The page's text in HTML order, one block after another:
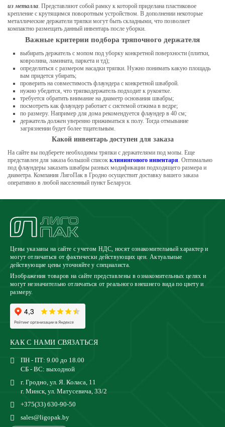
из металла. Представляют собой рамку к которой приделана пластиковое
крепление с крутящимся поворотным устройством. В дополнении некоторые
металлические держатели тряпки могут быть складными, что позволяет
компактно размещать данный инвентарь после уборки.
Важные критерии подбора тряпочного держателя
выбирать держатель с мопом под уборку конкретной поверхности (плитки,
ковролина, ламината, паркета и тд);
определиться с размером насадки тряпки. Нужно понимать какую площадь
вам придется убирать;
проверить на совместимость флаундера с конкретной шваброй.
нужно убедится, что тряпкодержатель подходит к рукоятке.
требуется обратить внимание на диаметр основания швабры;
посмотреть как флаундер работает с системой отжима в ведре;
по размеру. Например для дома рекомендуется флаундер в 40 см;
держатель должен уверенно прижиматься к полу. Тогда отмывание
загрязнении будет более тщательным.
Какой инвентарь доступен для заказа
На сайте вы подберете необходимы тряпки с держателями под мопы. Еще
представлен для заказа большой список клинингового инвентаря. Оптимально
под флаундеры заказать швабры разных модификации подходящего размера и
диаметра. Компания ЛигоПак в Гродно осуществит доставку вашего заказа
оперативно в любой населенный пункт Беларуси.
Цены указаны на сайте с учетом НДС, носят ознакомительный характер и
могут отличаться от фактически действующих цен. Актуальные
действующие цены уточняйте у специалиста.
Изображения товаров на сайте представлены в ознакомительных целях и
могут незначительно отличаться от реального внешнего вида по цвету и
размеру.
КАК С НАМИ СВЯЗАТЬСЯ
ПН - ПТ: 9.00 до 18.00
СБ - ВС: выходной
г. Гродно, ул. Я. Коласа, 11
г. Минск, ул. Матусевича, 33/2
+375(33) 630-90-50
sales@ligopak.by